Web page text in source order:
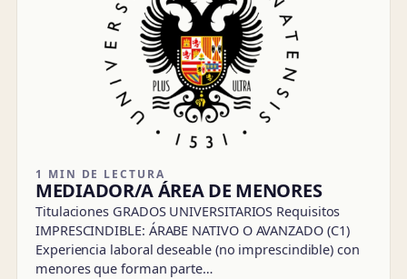
1 MIN DE LECTURA
MEDIADOR/A ÁREA DE MENORES
Titulaciones GRADOS UNIVERSITARIOS Requisitos
IMPRESCINDIBLE: ÁRABE NATIVO O AVANZADO (C1)
Experiencia laboral deseable (no imprescindible) con
menores que forman parte…